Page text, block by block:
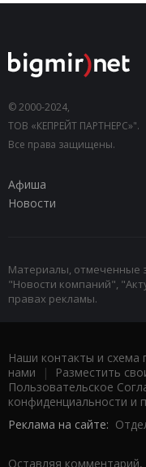
© 2000-2024,
ТОВ «КЕПРЕЙТ ПАРТНЕРС»".
Все права защищены.
Афиша
Новости
Материалы, отмеченные
"Новости компаний",
правах рекламы.
Наши контакты и схема
нами | Разместить
Пользовательское
конфиденциальности и
Реклама на сайте:
Оставляя